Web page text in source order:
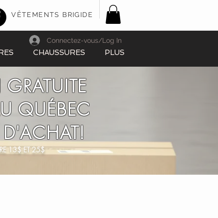
VÊTEMENTS BRIGIDE
CHAUSSURES PLUS
Connectez-vous/Log In
QUÉBEC
13$ ET 25$